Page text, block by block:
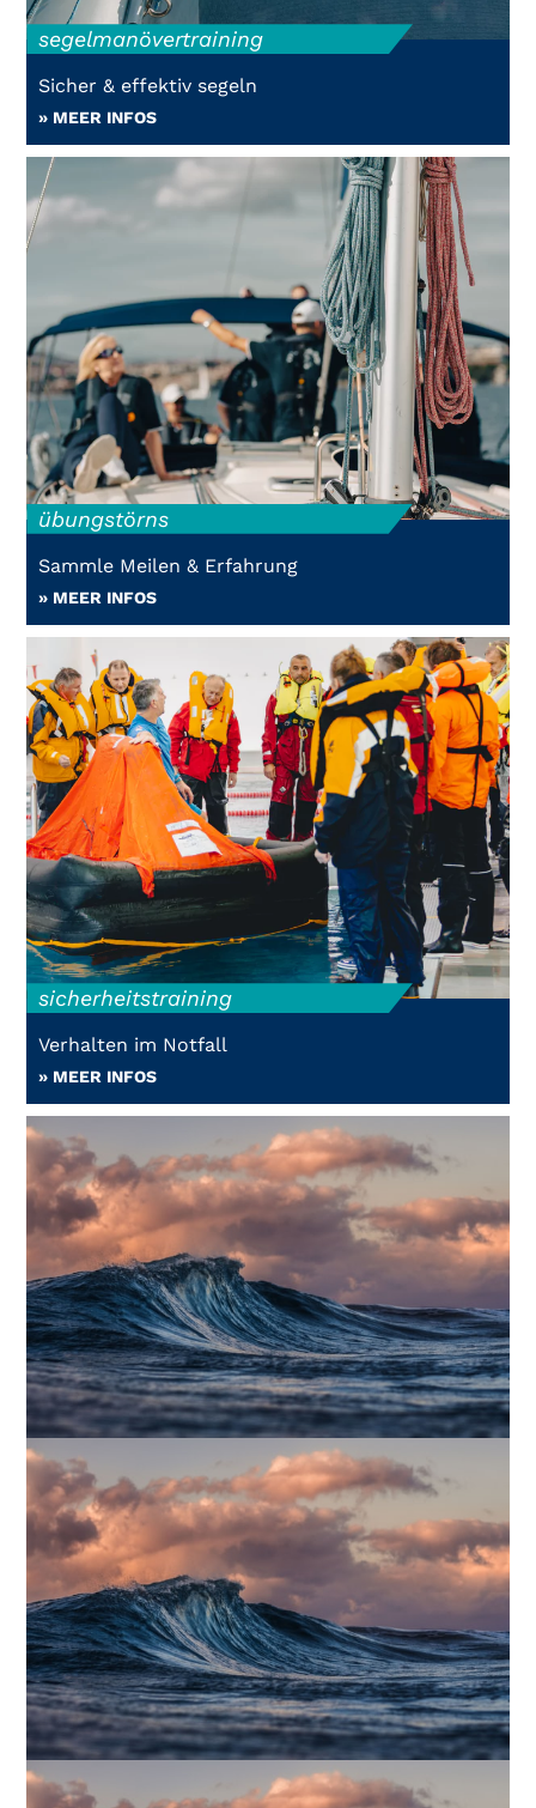
segelmanövertraining
Sicher & effektiv segeln
» MEER INFOS
übungstörns
Sammle Meilen & Erfahrung
» MEER INFOS
sicherheitstraining
Verhalten im Notfall
» MEER INFOS